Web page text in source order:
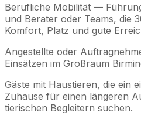
Berufliche Mobilität ⁠—
und Berater oder Teams, die
Komfort, Platz und gute
Angestellte oder
Einsätzen im Großraum
Gäste mit Haustieren, die ein
Zuhause für einen längeren
tierischen Begleitern suchen.